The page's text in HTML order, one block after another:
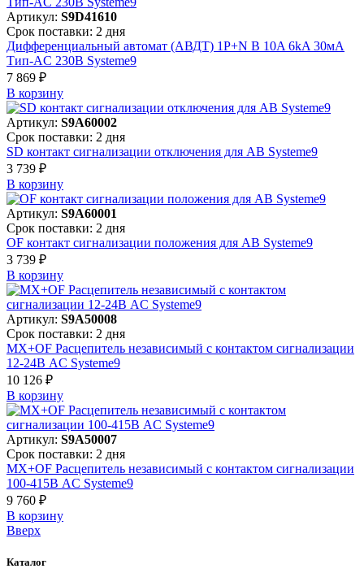
Артикул: S9D41610
Срок поставки: 2 дня
Дифференциальный автомат (АВДТ) 1P+N B 10A 6kA 30мА
Тип-AC 230В Systeme9
7 869 ₽
В корзинy
Артикул: S9A60002
Срок поставки: 2 дня
SD контакт сигнализации отключения для АВ Systeme9
3 739 ₽
В корзинy
Артикул: S9A60001
Срок поставки: 2 дня
OF контакт сигнализации положения для АВ Systeme9
3 739 ₽
В корзинy
Артикул: S9A50008
Срок поставки: 2 дня
MX+OF Расцепитель независимый с контактом сигнализации
12-24В AC Systeme9
10 126 ₽
В корзинy
Артикул: S9A50007
Срок поставки: 2 дня
MX+OF Расцепитель независимый с контактом сигнализации
100-415В AC Systeme9
9 760 ₽
В корзинy
Вверх
Каталог